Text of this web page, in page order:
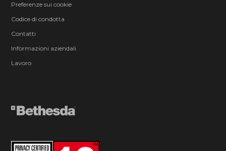
Preferenze sui cookie
Codice di condotta
Contatti
Informazioni aziendali
Lavoro